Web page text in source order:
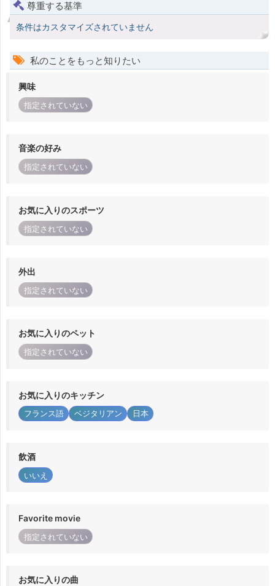
尊重する基準
条件はカスタマイズされていません
私のことをもっと知りたい
興味
指定されていない
音楽の好み
指定されていない
お気に入りのスポーツ
指定されていない
外出
指定されていない
お気に入りのペット
指定されていない
お気に入りのキッチン
フランス語 ベジタリアン 日本
飲酒
いいえ
Favorite movie
指定されていない
お気に入りの曲